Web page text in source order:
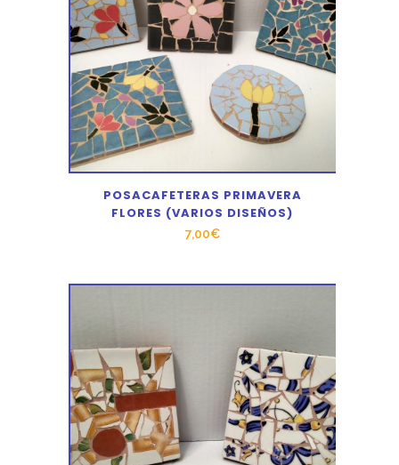
POSACAFETERAS PRIMAVERA
FLORES (VARIOS DISEÑOS)
7,00€